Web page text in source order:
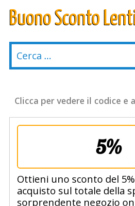
Buono Sconto
Clicca per vedere il codice e
5%
Ottieni uno sconto del
acquisto sul totale della
sorprendente negozio